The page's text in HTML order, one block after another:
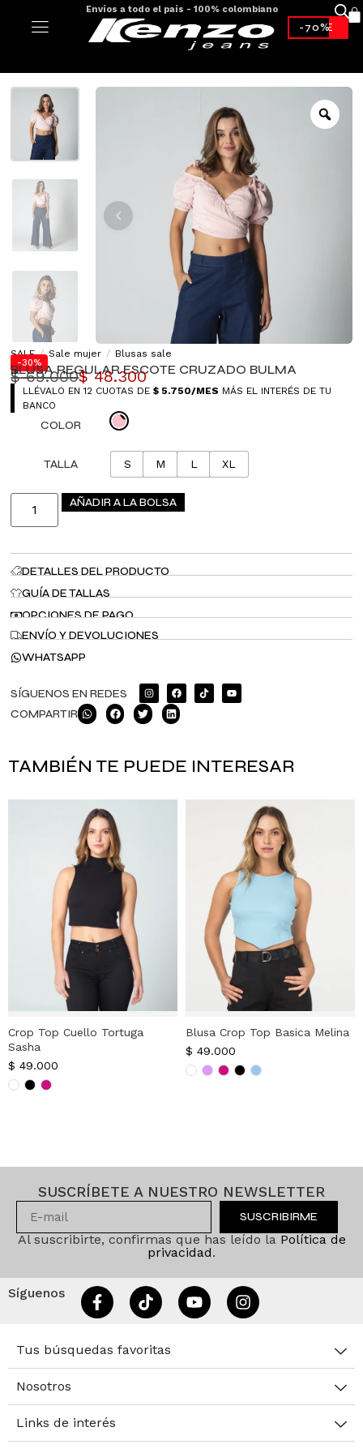
Envíos a todo el país - 100% colombiano
-70%*
SALE / Sale mujer / Blusas sale
-30%
BLUSA REGULAR ESCOTE CRUZADO BULMA
$69.000$48.300
LLÉVALO EN 12 CUOTAS DE$ 5.750/MES MÁS EL INTERÉS DE TU
BANCO
COLOR
TALLA S M L XL
AÑADIR A LA BOLSA
DETALLES DEL PRODUCTO
GUÍA DE TALLAS
OPCIONES DE PAGO
ENVÍO Y DEVOLUCIONES
WHATSAPP
SÍGUENOS EN REDES
COMPARTIR
TAMBIÉN TE PUEDE INTERESAR
Crop Top Cuello Tortuga
Sasha
$ 49.000
Blusa Crop Top Basica Melina
$ 49.000
SUSCRÍBETE A NUESTRO NEWSLETTER
SUSCRIBIRME
Al suscribirte, confirmas que has leído la Política de
privacidad.
Síguenos
Tus búsquedas favoritas
Nosotros
Links de interés